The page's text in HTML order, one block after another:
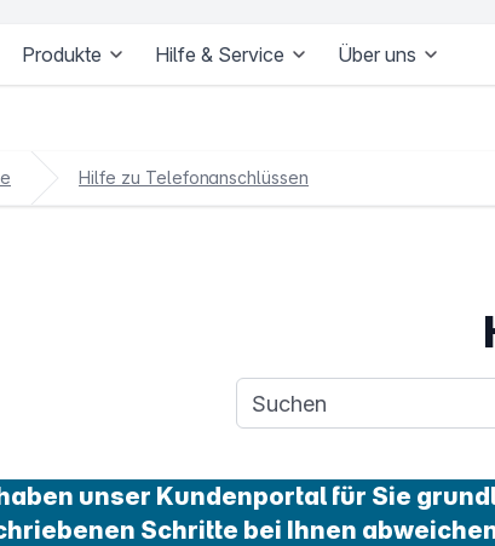
Produkte Hilfe & Service Über uns
Hilfe zu Telefonanschlüssen
Suchanfrage
unser Kundenportal für Sie
Schritte bei Ihnen